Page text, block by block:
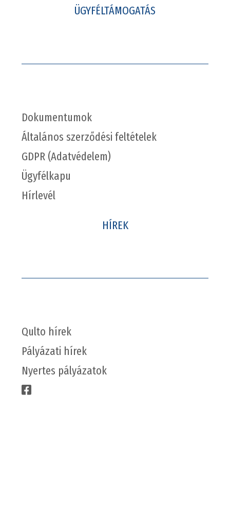
ÜGYFÉLTÁMOGATÁS
Dokumentumok
Általános szerződési feltételek
GDPR (Adatvédelem)
Ügyfélkapu
Hírlevél
HÍREK
Qulto hírek
Pályázati hírek
Nyertes pályázatok